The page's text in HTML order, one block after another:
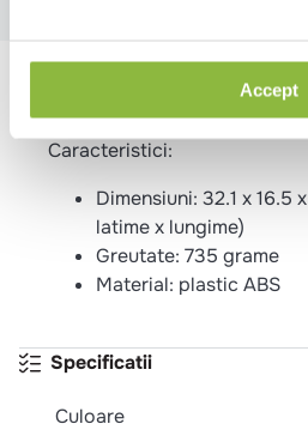
Accept
Caracteristici:
Dimensiuni: 32.1 x 16.5
latime x lungime)
Greutate: 735 grame
Material: plastic ABS
Specificatii
Culoare